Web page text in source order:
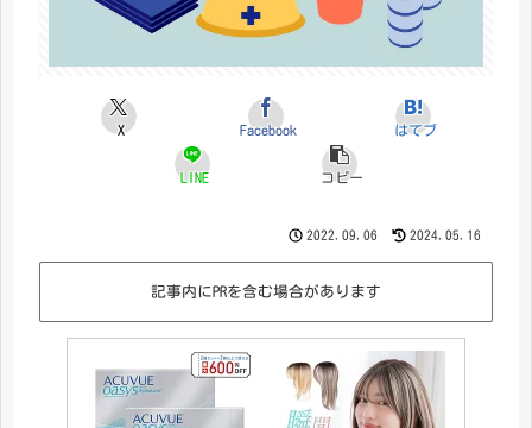
X Facebook はてブ
LINE コピー
2022.09.06 2024.05.16
記事内にPRを含む場合があります